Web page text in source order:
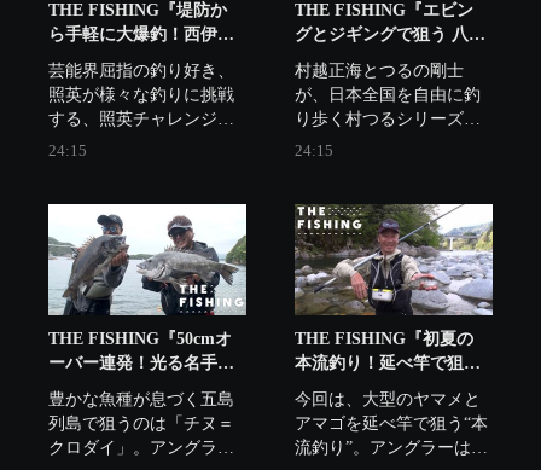
THE FISHING『堤防か
ら手軽に大爆釣！西伊豆
ウキフカセ釣り』
芸能界屈指の釣り好き、
照英が様々な釣りに挑戦
する、照英チャレンジ企
画。今回は、堤防からの
南してくれるのは森川芳
郎。
24:15
THE FISHING『エビン
グとジギングで狙う 八丈
島のカンパチ』
村越正海とつるの剛士
が、日本全国を自由に釣
り歩く村つるシリーズ第
21弾。エビングとジギン
24:15
THE FISHING『50cmオ
ーバー連発！光る名手の
技！長崎・五島列島のチ
ヌ』
豊かな魚種が息づく五島
列島で狙うのは「チヌ＝
クロダイ」。アングラー
THE FISHING『初夏の
本流釣り！延べ竿で狙う
ヤマメ・アマゴ』
今回は、大型のヤマメと
アマゴを延べ竿で狙う“本
流釣り”。アングラーは千